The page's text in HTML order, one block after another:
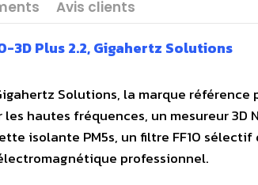
Avis clients
3D Plus 2.2, Gigahertz Solutions
Solutions, la marque référence
les hautes fréquences, un mesureur
isolante PM5s, un filtre FF10
professionnel.